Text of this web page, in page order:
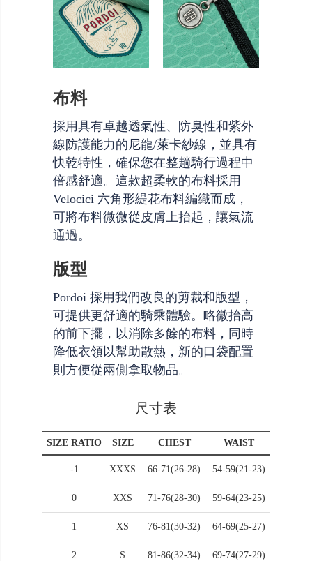
布料
採用具有卓越透氣性、防臭性和紫外
線防護能力的尼龍/萊卡紗線，並具有
快乾特性，確保您在整趟騎行過程中
倍感舒適。這款超柔軟的布料採用
Velocici 六角形緹花布料編織而成，
可將布料微微從皮膚上抬起，讓氣流
通過。
版型
Pordoi 採用我們改良的剪裁和版型，
可提供更舒適的騎乘體驗。略微抬高
的前下擺，以消除多餘的布料，同時
降低衣領以幫助散熱，新的口袋配置
則方便從兩側拿取物品。
尺寸表
SIZE RATIO SIZE CHEST WAIST
-1 XXXS 66-71(26-28) 54-59(21-23)
0 XXS 71-76(28-30) 59-64(23-25)
1 XS 76-81(30-32) 64-69(25-27)
2 S 81-86(32-34) 69-74(27-29)